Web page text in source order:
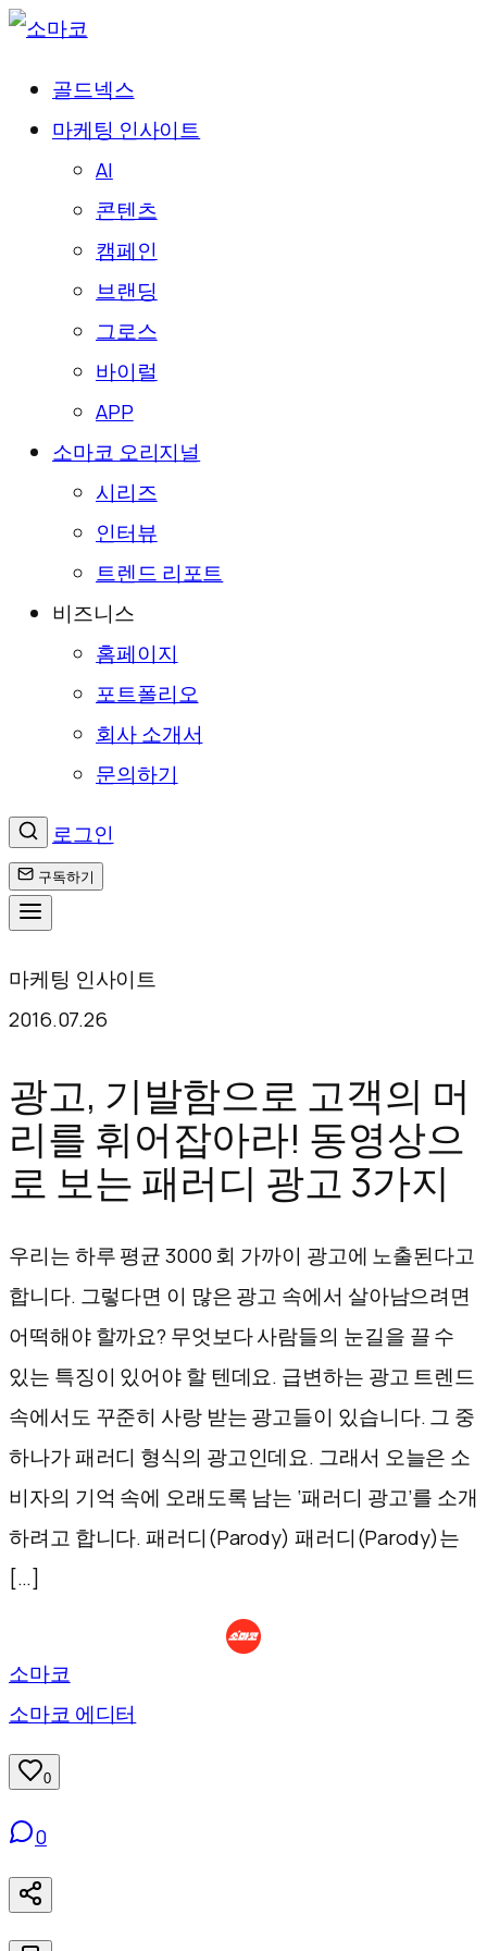
골드넥스
마케팅 인사이트
AI
콘텐츠
캠페인
브랜딩
그로스
바이럴
APP
소마코 오리지널
시리즈
인터뷰
트렌드 리포트
비즈니스
홈페이지
포트폴리오
회사 소개서
문의하기
로그인
구독하기
텐
츠
로
바
로
가
마케팅 인사이트
2016.07.26
광고, 기발함으로 고객의 머
리를 휘어잡아라! 동영상으
로 보는 패러디 광고 3가지
우리는 하루 평균 3000 회 가까이 광고에 노출된다고
합니다. 그렇다면 이 많은 광고 속에서 살아남으려면
어떡해야 할까요? 무엇보다 사람들의 눈길을 끌 수
있는 특징이 있어야 할 텐데요. 급변하는 광고 트렌드
속에서도 꾸준히 사랑 받는 광고들이 있습니다. 그 중
하나가 패러디 형식의 광고인데요. 그래서 오늘은 소
비자의 기억 속에 오래도록 남는 ‘패러디 광고’를 소개
하려고 합니다. 패러디(Parody) 패러디(Parody)는
[…]
소마코
소마코 에디터
0
0